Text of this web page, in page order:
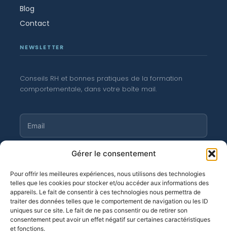
Gérer le consentement
Pour offrir les meilleures expériences, nous utilisons des technologies
telles que les cookies pour stocker et/ou accéder aux informations des
appareils. Le fait de consentir à ces technologies nous permettra de
traiter des données telles que le comportement de navigation ou les ID
uniques sur ce site. Le fait de ne pas consentir ou de retirer son
consentement peut avoir un effet négatif sur certaines caractéristiques
et fonctions.
Blog
Contact
NEWSLETTER
Conseils RH et bonnes pratiques de la formation
comportementale, dans votre boîte mail.
S'abonner
©Moortgat 2026· OF n° 11 94 04 256 94